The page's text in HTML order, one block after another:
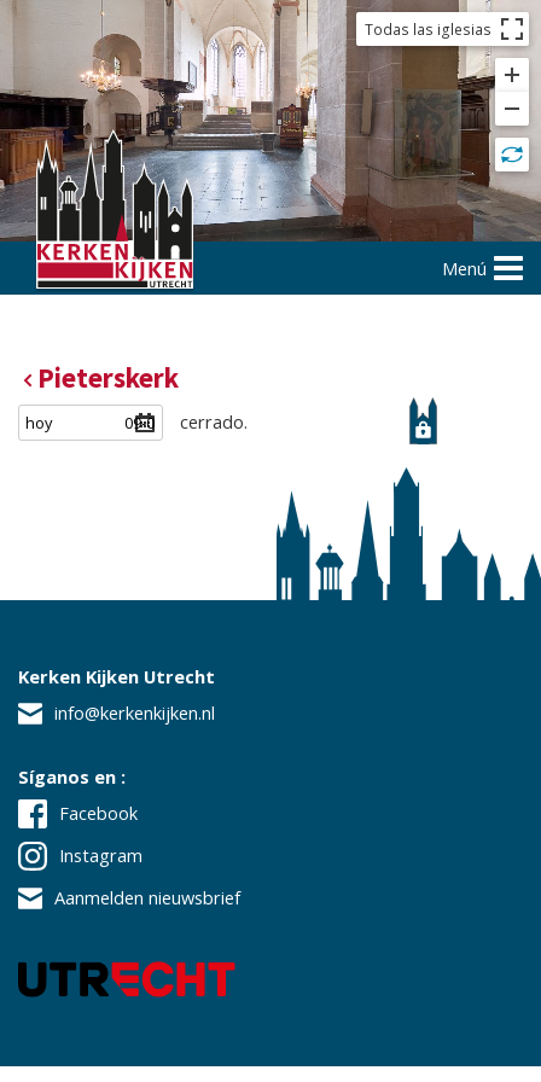
Todas las iglesias
Menú
Pieterskerk
cerrado.
Kerken Kijken Utrecht
info@kerkenkijken.nl
Síganos en :
Facebook
Instagram
Aanmelden nieuwsbrief